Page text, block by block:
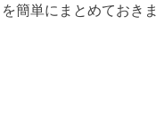
簡単にまとめておきま